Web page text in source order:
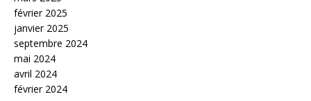
février 2025
janvier 2025
septembre 2024
mai 2024
avril 2024
février 2024